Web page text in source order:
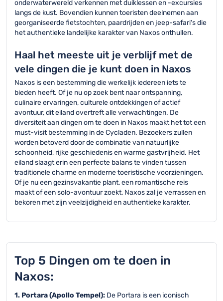
onderwaterwereld verkennen met duiklessen en -excursies
langs de kust. Bovendien kunnen toeristen deelnemen aan
georganiseerde fietstochten, paardrijden en jeep-safari's die
het authentieke landelijke karakter van Naxos onthullen.
Haal het meeste uit je verblijf met de
vele dingen die je kunt doen in Naxos
Naxos is een bestemming die werkelijk iedereen iets te
bieden heeft. Of je nu op zoek bent naar ontspanning,
culinaire ervaringen, culturele ontdekkingen of actief
avontuur, dit eiland overtreft alle verwachtingen. De
diversiteit aan dingen om te doen in Naxos maakt het tot een
must-visit bestemming in de Cycladen. Bezoekers zullen
worden betoverd door de combinatie van natuurlijke
schoonheid, rijke geschiedenis en warme gastvrijheid. Het
eiland slaagt erin een perfecte balans te vinden tussen
traditionele charme en moderne toeristische voorzieningen.
Of je nu een gezinsvakantie plant, een romantische reis
maakt of een solo-avontuur zoekt, Naxos zal je verrassen en
bekoren met zijn veelzijdigheid en authentieke karakter.
Top 5 Dingen om te doen in
Naxos:
1. Portara (Apollo Tempel): De Portara is een iconisch